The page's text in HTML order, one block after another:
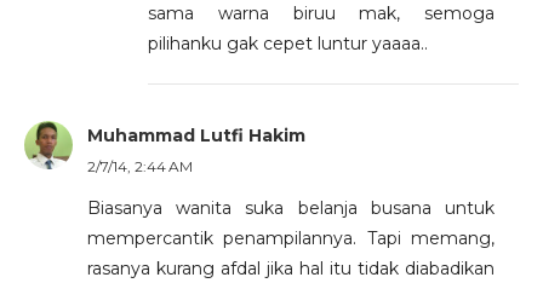
sama warna biruu mak, semoga
pilihanku gak cepet luntur yaaaa..
Muhammad Lutfi Hakim
2/7/14, 2:44 AM
Biasanya wanita suka belanja busana untuk
mempercantik penampilannya. Tapi memang,
rasanya kurang afdal jika hal itu tidak diabadikan